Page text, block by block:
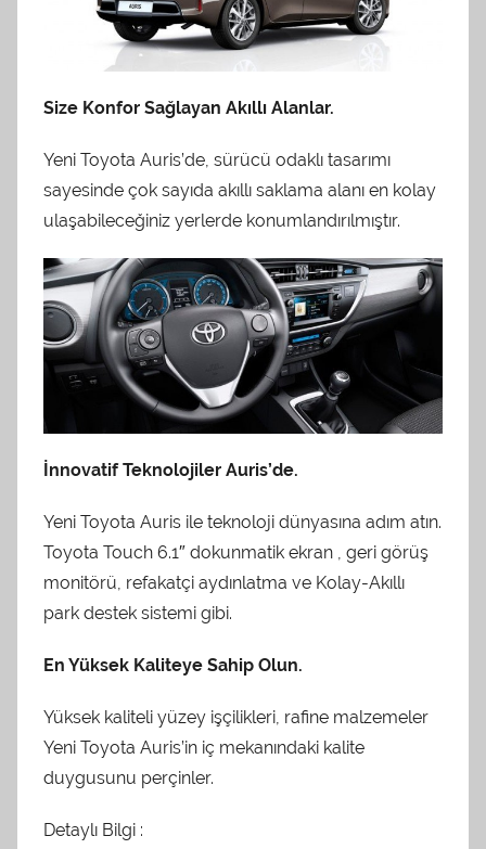
Size Konfor Sağlayan Akıllı Alanlar.
Yeni Toyota Auris’de, sürücü odaklı tasarımı
sayesinde çok sayıda akıllı saklama alanı en kolay
ulaşabileceğiniz yerlerde konumlandırılmıştır.
İnnovatif Teknolojiler Auris’de.
Yeni Toyota Auris ile teknoloji dünyasına adım atın.
Toyota Touch 6.1″ dokunmatik ekran , geri görüş
monitörü, refakatçi aydınlatma ve Kolay-Akıllı
park destek sistemi gibi.
En Yüksek Kaliteye Sahip Olun.
Yüksek kaliteli yüzey işçilikleri, rafine malzemeler
Yeni Toyota Auris’in iç mekanındaki kalite
duygusunu perçinler.
Detaylı Bilgi :